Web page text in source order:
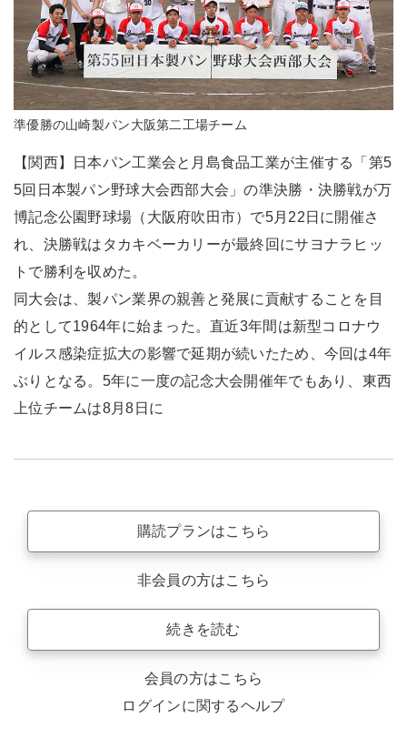
準優勝の山崎製パン大阪第二工場チーム
【関西】日本パン工業会と月島食品工業が主催する「第5
5回日本製パン野球大会西部大会」の準決勝・決勝戦が万
博記念公園野球場（大阪府吹田市）で5月22日に開催さ
れ、決勝戦はタカキベーカリーが最終回にサヨナラヒッ
トで勝利を収めた。
同大会は、製パン業界の親善と発展に貢献することを目
的として1964年に始まった。直近3年間は新型コロナウ
イルス感染症拡大の影響で延期が続いたため、今回は4年
ぶりとなる。5年に一度の記念大会開催年でもあり、東西
上位チームは8月8日に
購読プランはこちら
非会員の方はこちら
続きを読む
会員の方はこちら
ログインに関するヘルプ